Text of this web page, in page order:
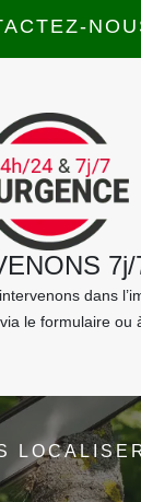
dans
le formulaire ou